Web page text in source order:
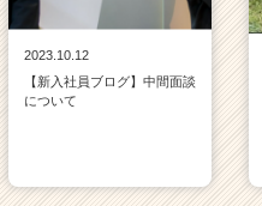
2023.10.12
【新入社員ブログ】中間面談
について